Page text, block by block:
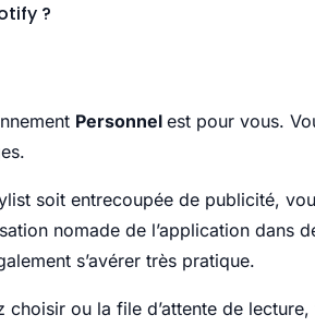
?
Personnel est pour vous.
soit entrecoupée de publicité,
nomade de l’application dans
s’avérer très pratique.
ou la file d’attente de